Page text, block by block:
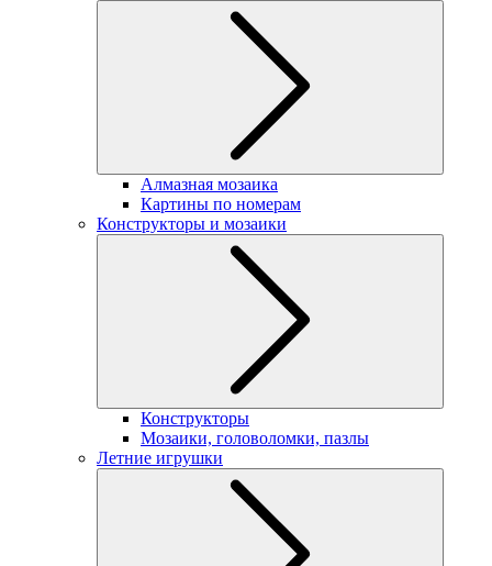
Алмазная мозаика
Картины по номерам
Конструкторы и мозаики
Конструкторы
Мозаики, головоломки, пазлы
Летние игрушки